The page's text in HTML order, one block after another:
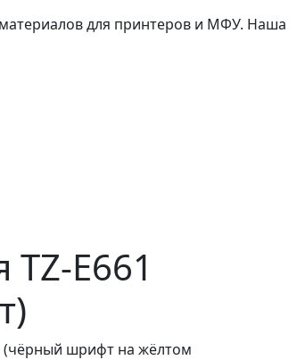
для принтеров и МФУ. Наша
E661
(чёрный шрифт на жёлтом